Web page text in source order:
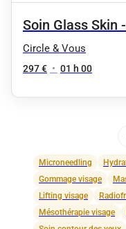
Soin Glass Skin
séances
Circle & Vous
297 € • 01 h 00
Microneedling
Gommage visage
Lifting visage
Mésothérapie visage